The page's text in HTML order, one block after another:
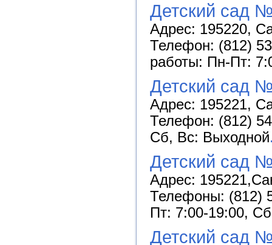
Детский сад
Адрес: 195220,
Телефон: (812)
работы: Пн-Пт:
Детский сад
Адрес: 195221,
Телефон: (812)
Сб, Вс: Выходной
Детский сад
Адрес:
Телефоны: (812)
Пт: 7:00-19:00,
Детский сад